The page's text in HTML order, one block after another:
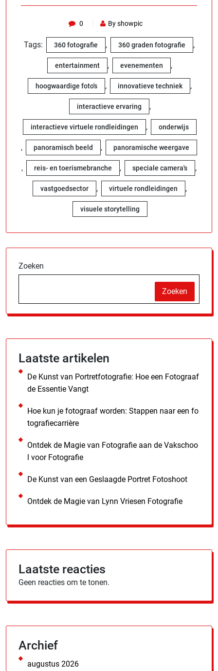
0 By showpic
Tags: 360 fotografie , 360 graden fotografie ,
entertainment , evenementen ,
hoogwaardige foto's , innovatieve techniek ,
interactieve ervaring ,
interactieve virtuele rondleidingen , onderwijs
, panoramisch beeld , panoramische weergave
, reis- en toerismebranche , speciale camera's ,
vastgoedsector , virtuele rondleidingen ,
visuele storytelling
Zoeken
Zoeken
Laatste artikelen
De Kunst van Portretfotografie: Hoe een Fotograaf
de Essentie Vangt
Hoe kun je fotograaf worden: Stappen naar een fo
tografiecarrière
Ontdek de Magie van Fotografie aan de Vakschoo
l voor Fotografie
De Kunst van een Geslaagde Portret Fotoshoot
Ontdek de Magie van Lynn Vriesen Fotografie
Laatste reacties
Geen reacties om te tonen.
Archief
augustus 2026